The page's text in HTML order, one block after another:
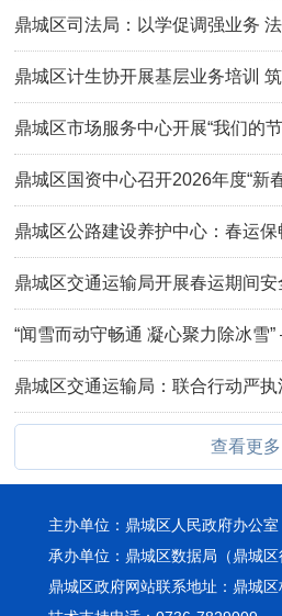
力宜常铁路建设
鼎城区司法局：以学促调强业务
鼎城区计生协开展基层业务培训
鼎城区市场服务中心开展“我们的
节”主题活动
鼎城区国资中心召开2026年度“新
鼎城区公路建设养护中心：春运
路
鼎城区交通运输局开展春运期间安
“闻雪而动守畅通 凝心聚力除冰
极应对雨雪冰冻天气
鼎城区交通运输局：联合行动严执
查看更多
主办单位：鼎城区人民政府办公室
承办单位：鼎城区数据局（鼎城区
鼎城区政府网站联系地址：鼎城